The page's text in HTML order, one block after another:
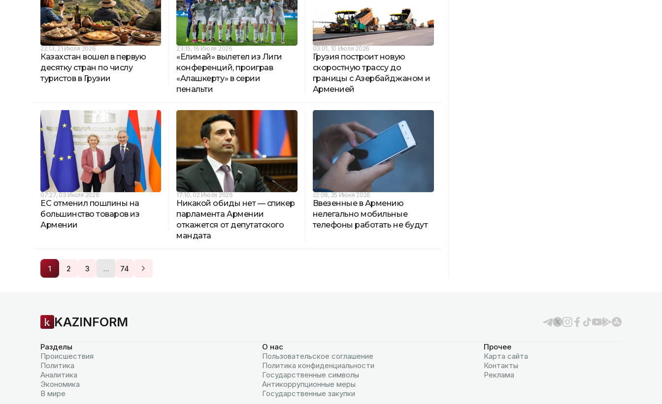
22:13, 21 Июля 2026
Казахстан вошел в первую
десятку стран по числу
туристов в Грузии
23:15, 16 Июля 2026
«Елимай» вылетел из Лиги
конференций, проиграв
«Алашкерту» в серии
пенальти
03:01, 10 Июля 2026
Грузия построит новую
скоростную трассу до
границы с Азербайджаном и
Арменией
07:27, 03 Июля 2026
ЕС отменил пошлины на
большинство товаров из
Армении
17:10, 02 Июля 2026
Никакой обиды нет — спикер
парламента Армении
откажется от депутатского
мандата
22:08, 25 Июня 2026
Ввезенные в Армению
нелегально мобильные
телефоны работать не будут
1 2 3 … 74
KAZINFORM
Разделы
Происшествия
Политика
Аналитика
Экономика
В мире
О нас
Пользовательское соглашение
Политика конфиденциальности
Государственные символы
Антикоррупционные меры
Государственные закупки
Прочее
Карта сайта
Контакты
Реклама